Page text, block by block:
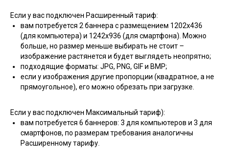
Если у вас подключен Расширенный тариф:
вам потребуется 2 баннера с размещением 1202х436
(для компьютера) и 1242х936 (для смартфона). Можно
больше, но размер меньше выбирать не стоит –
изображение растянется и будет выглядеть неопрятно;
подходящие форматы: JPG, PNG, GIF и BMP;
если у изображения другие пропорции (квадратное, а не
прямоугольное), его можно обрезать при загрузке.
Если у вас подключен Максимальный тариф):
вам потребуется 6 баннеров: 3 для компьютеров и 3 для
смартфонов, по размерам требования аналогичны
Расширенному тарифу.